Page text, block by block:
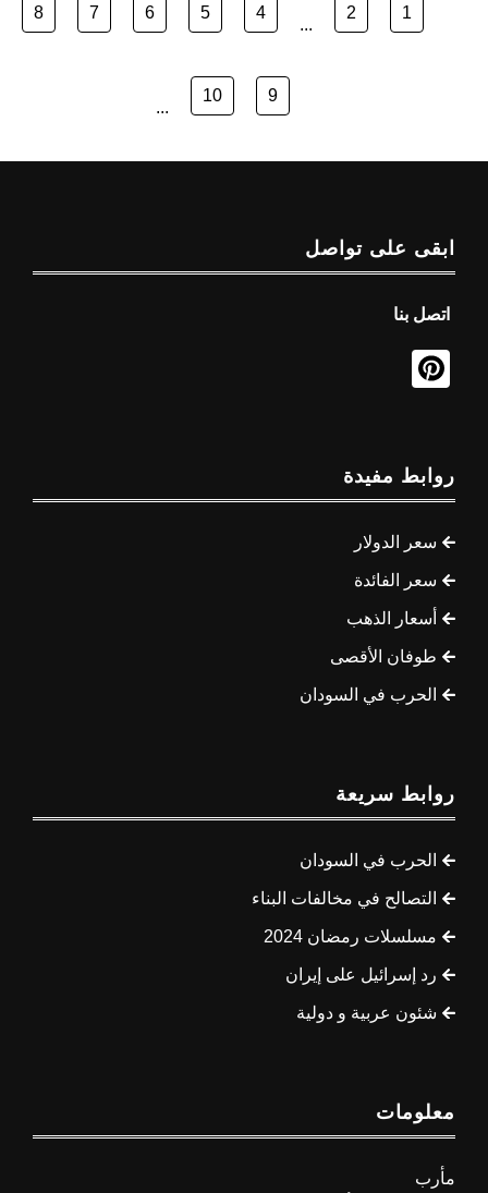
1
2
...
4
5
6
7
8
9
10
...
ابقى على تواصل
اتصل بنا
روابط مفيدة
سعر الدولار
سعر الفائدة
أسعار الذهب
طوفان الأقصى
الحرب في السودان
روابط سريعة
الحرب في السودان
التصالح في مخالفات البناء
مسلسلات رمضان 2024
رد إسرائيل على إيران
شئون عربية و دولية
معلومات
مأرب